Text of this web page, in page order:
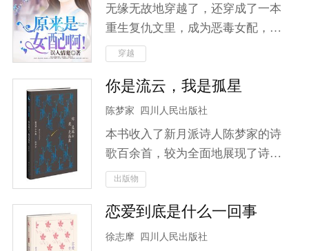
生而为人的证据！这东西看似漏洞
百出，弱得不堪一击，却是在灾难
面前最强大的东西，也是最后拯救
我们的东西！” 不断的羁绊，是人
类最终活下来的勇气。
杂的关系？当妖魔肆虐、邪修作
乱，为求长生不惜血祭无辜时，云
笙将踏上斩妖除邪之路。在这条险
恶之路上，他不仅要放下世俗羁
绊，更要面对情感与理智之间的抉
择。山海皆可平，但唯有对爱人的
执念让他难以割舍！加入云笙，一
同揭开这场关于信念与剑道、爱恨
与宿命交织的大冒险！
无缘无故地穿越了，还穿成了一本
重生复仇文里，成为恶毒女配，面
对重生女主苦苦相逼，神秘男子夺
走清白，迷雾重重的身世，奇葩的
娃娃亲，纪如雪只觉得，真是哔了
狗了！本想安安静静地做一个妖艳
不饶地踩着踩着我上位，那就别怪
我女配翻身了！就算做一个反派，
我也要做一个活到最后的反派！且
看她如何揭穿白莲花伪善的面孔，
与猪脚光环斗智斗勇……只是，这
个男人是谁？怎么哪里都用你！给
穿越
你是流云，我是孤星
陈梦家 四川人民出版社
本书收入了新月派诗人陈梦家的诗
歌百余首，较为全面地展现了诗人
的诗歌风貌。陈梦家的诗歌多为抒
写个人心理感受，小巧精致；也时
有哀时伤物之感，意味深长。
出版物
恋爱到底是什么一回事
徐志摩 四川人民出版社